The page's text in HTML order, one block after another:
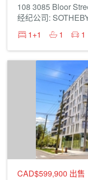
108 3085 Bloor
1+1
1 1
CAD$599,900 出售